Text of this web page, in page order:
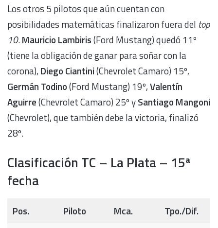
Los otros 5 pilotos que aún cuentan con
posibilidades matemáticas finalizaron fuera del top
10.Mauricio Lambiris(Ford Mustang) quedó 11º
(tiene la obligación de ganar para soñar con la
corona), Diego Ciantini(Chevrolet Camaro) 15º,
Germán Todino(Ford Mustang) 19º,Valentín
Aguirre(Chevrolet Camaro) 25º ySantiago Mangoni
(Chevrolet), que también debe la victoria, finalizó
28º.
Clasificación TC – La Plata – 15ª
fecha
Pos. Piloto Mca. Tpo./Dif.